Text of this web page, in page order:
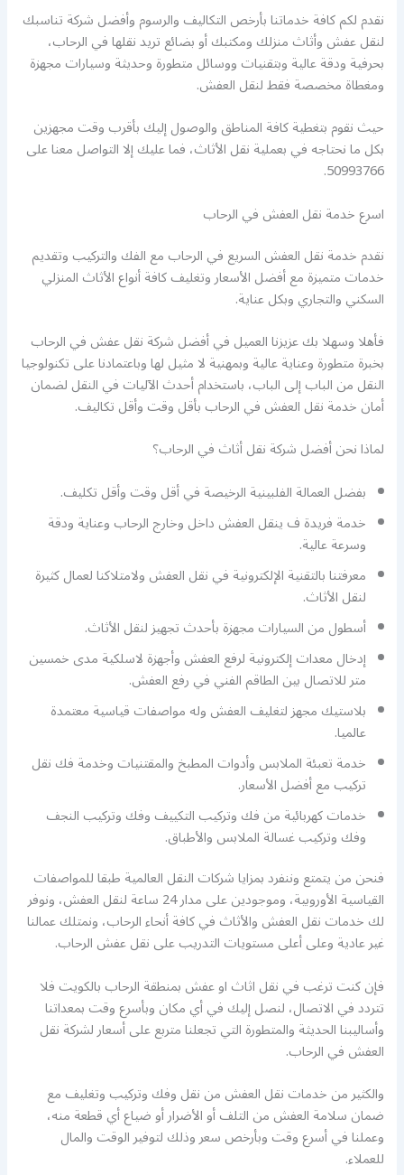
نقدم لكم كافة خدماتنا بأرخص التكاليف والرسوم وأفضل شركة تناسبك
لنقل عفش وأثاث منزلك ومكتبك أو بضائع تريد نقلها في الرحاب،
بحرفية ودقة عالية وبتقنيات ووسائل متطورة وحديثة وسيارات مجهزة
ومغطاة مخصصة فقط لنقل العفش.
حيث نقوم بتغطية كافة المناطق والوصول إليك بأقرب وقت مجهزين
بكل ما نحتاجه في بعملية نقل الأثاث، فما عليك إلا التواصل معنا على
50993766.
اسرع خدمة نقل العفش في الرحاب
نقدم خدمة نقل العفش السريع في الرحاب مع الفك والتركيب وتقديم
خدمات متميزة مع أفضل الأسعار وتغليف كافة أنواع الأثاث المنزلي
السكني والتجاري وبكل عناية.
فأهلا وسهلا بك عزيزنا العميل في أفضل شركة نقل عفش في الرحاب
بخبرة متطورة وعناية عالية وبمهنية لا مثيل لها وباعتمادنا على تكنولوجيا
النقل من الباب إلى الباب، باستخدام أحدث الآليات في النقل لضمان
أمان خدمة نقل العفش في الرحاب بأقل وقت وأقل تكاليف.
لماذا نحن أفضل شركة نقل أثاث في الرحاب؟
بفضل العمالة الفلبينية الرخيصة في أقل وقت وأقل تكليف.
خدمة فريدة ف ينقل العفش داخل وخارج الرحاب وعناية ودقة
وسرعة عالية.
معرفتنا بالتقنية الإلكترونية في نقل العفش ولامتلاكنا لعمال كثيرة
لنقل الأثاث.
أسطول من السيارات مجهزة بأحدث تجهيز لنقل الأثاث.
إدخال معدات إلكترونية لرفع العفش وأجهزة لاسلكية مدى خمسين
متر للاتصال بين الطاقم الفني في رفع العفش.
بلاستيك مجهز لتغليف العفش وله مواصفات قياسية معتمدة
عالميا.
خدمة تعبئة الملابس وأدوات المطبخ والمقتنيات وخدمة فك نقل
تركيب مع أفضل الأسعار.
خدمات كهربائية من فك وتركيب التكييف وفك وتركيب النجف
وفك وتركيب غسالة الملابس والأطباق.
فنحن من يتمتع وننفرد بمزايا شركات النقل العالمية طبقا للمواصفات
القياسية الأوروبية، وموجودين على مدار 24 ساعة لنقل العفش، ونوفر
لك خدمات نقل العفش والأثاث في كافة أنحاء الرحاب، ونمتلك عمالنا
غير عادية وعلى أعلى مستويات التدريب على نقل عفش الرحاب.
فإن كنت ترغب في نقل اثاث او عفش بمنطقة الرحاب بالكويت فلا
تتردد في الاتصال، لنصل إليك في أي مكان وبأسرع وقت بمعداتنا
وأساليبنا الحديثة والمتطورة التي تجعلنا متربع على أسعار لشركة نقل
العفش في الرحاب.
والكثير من خدمات نقل العفش من نقل وفك وتركيب وتغليف مع
ضمان سلامة العفش من التلف أو الأضرار أو ضياع أي قطعة منه،
وعملنا في أسرع وقت وبأرخص سعر وذلك لتوفير الوقت والمال
للعملاء.